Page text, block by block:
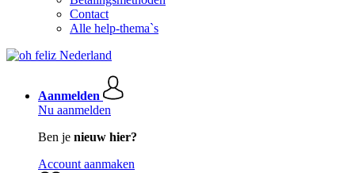
Contact
Alle help-thema`s
Aanmelden
Nu aanmelden
Ben je nieuw hier?
Account aanmaken